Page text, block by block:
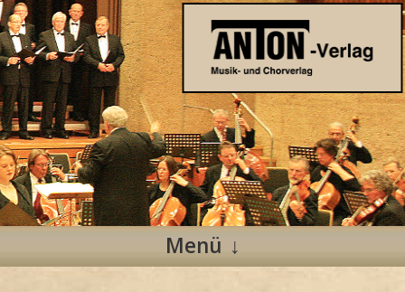
Anton Verlag
Musik- und Chorverlag
Menü